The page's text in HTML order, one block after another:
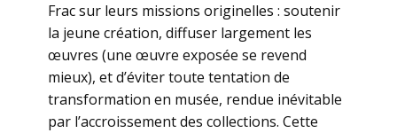
Frac sur leurs missions originelles : soutenir
la jeune création, diffuser largement les
œuvres (une œuvre exposée se revend
mieux), et d’éviter toute tentation de
transformation en musée, rendue inévitable
par l’accroissement des collections. Cette